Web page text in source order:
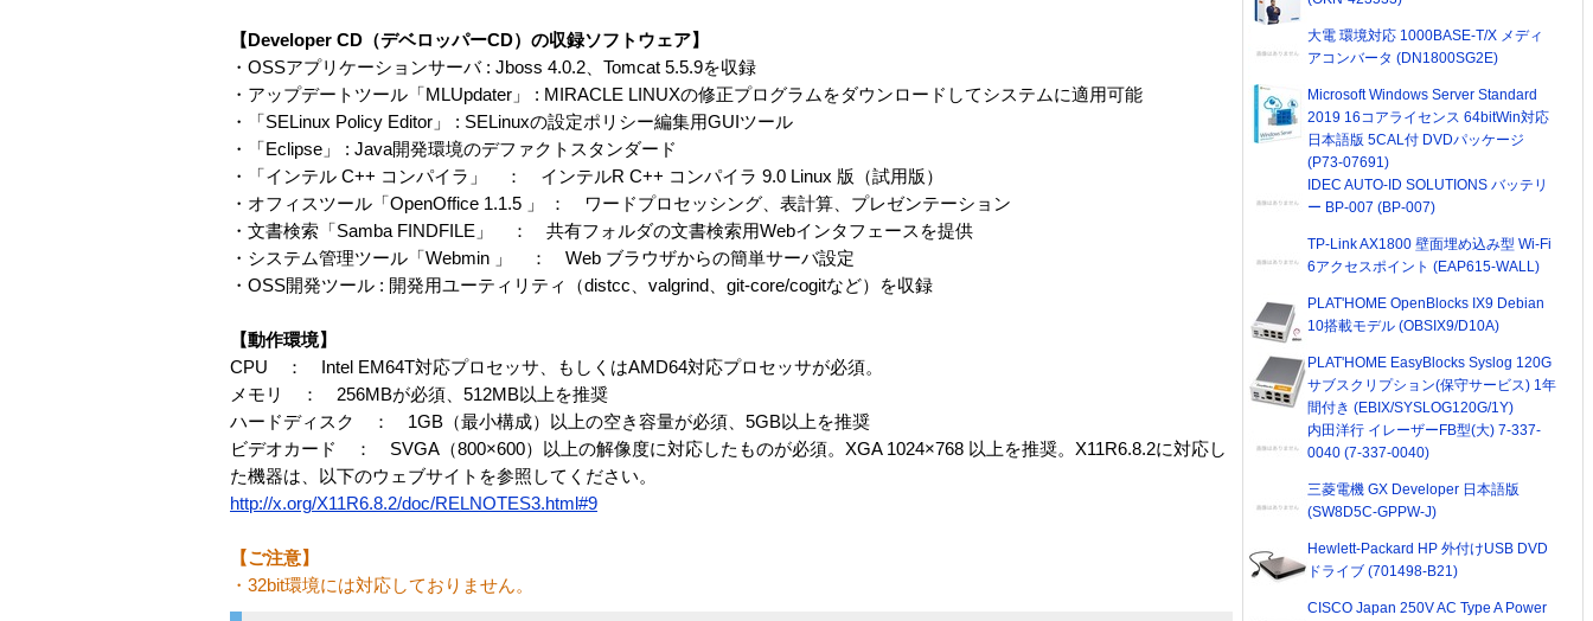
【Developer CD（デベロッパーCD）の収録ソフトウェア】
・OSSアプリケーションサーバ : Jboss 4.0.2、Tomcat 5.5.9を収録
・アップデートツール「MLUpdater」 : MIRACLE LINUXの修正プログラムをダウンロードしてシステムに適用可能
・「SELinux Policy Editor」 : SELinuxの設定ポリシー編集用GUIツール
・「Eclipse」 : Java開発環境のデファクトスタンダード
・「インテル C++ コンパイラ」 ： インテルR C++ コンパイラ 9.0 Linux 版（試用版）
・オフィスツール「OpenOffice 1.1.5 」 ： ワードプロセッシング、表計算、プレゼンテーション
・文書検索「Samba FINDFILE」 ： 共有フォルダの文書検索用Webインタフェースを提供
・システム管理ツール「Webmin 」 ： Web ブラウザからの簡単サーバ設定
・OSS開発ツール : 開発用ユーティリティ（distcc、valgrind、git-core/cogitなど）を収録
【動作環境】
CPU ： Intel EM64T対応プロセッサ、もしくはAMD64対応プロセッサが必須。
メモリ ： 256MBが必須、512MB以上を推奨
ハードディスク ： 1GB（最小構成）以上の空き容量が必須、5GB以上を推奨
ビデオカード ： SVGA（800×600）以上の解像度に対応したものが必須。XGA 1024×768 以上を推奨。X11R6.8.2に対応し
た機器は、以下のウェブサイトを参照してください。
http://x.org/X11R6.8.2/doc/RELNOTES3.html#9
【ご注意】
・32bit環境には対応しておりません。
大電 環境対応 1000BASE-T/X メディ
アコンバータ (DN1800SG2E)
Microsoft Windows Server Standard
2019 16コアライセンス 64bitWin対応
日本語版 5CAL付 DVDパッケージ
(P73-07691)
IDEC AUTO-ID SOLUTIONS バッテリ
ー BP-007 (BP-007)
TP-Link AX1800 壁面埋め込み型 Wi-Fi
6アクセスポイント (EAP615-WALL)
PLAT'HOME OpenBlocks IX9 Debian
10搭載モデル (OBSIX9/D10A)
PLAT'HOME EasyBlocks Syslog 120G
サブスクリプション(保守サービス) 1年
間付き (EBIX/SYSLOG120G/1Y)
内田洋行 イレーザーFB型(大) 7-337-
0040 (7-337-0040)
三菱電機 GX Developer 日本語版
(SW8D5C-GPPW-J)
Hewlett-Packard HP 外付けUSB DVD
ドライブ (701498-B21)
CISCO Japan 250V AC Type A Power